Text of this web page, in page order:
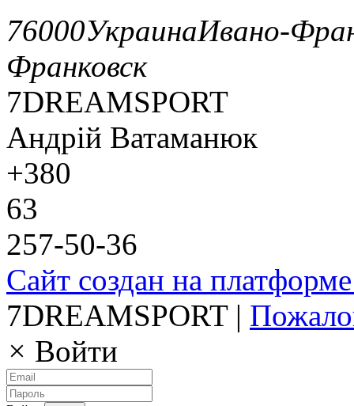
76000УкраинаИвано-
Франковск
7DREAMSPORT
Андрій Ватаманюк
+380
63
257-50-36
Сайт создан на
7DREAMSPORT |
× Войти